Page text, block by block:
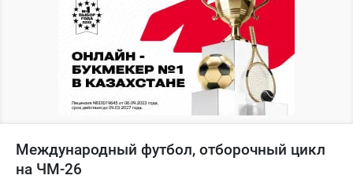
Международный футбол, отборочный цикл
на ЧМ-26